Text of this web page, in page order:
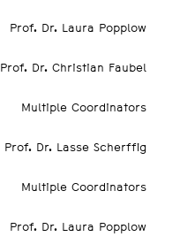
Prof. Dr. Laura Popplow
Prof. Dr. Christian Faubel
Multiple Coordinators
Prof. Dr. Lasse Scherffig
Multiple Coordinators
Prof. Dr. Laura Popplow